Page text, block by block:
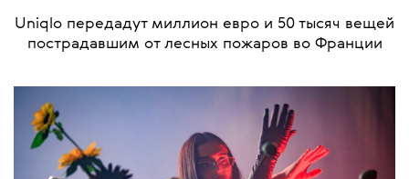
Uniqlo передадут миллион евро и 50 тысяч вещей
пострадавшим от лесных пожаров во Франции